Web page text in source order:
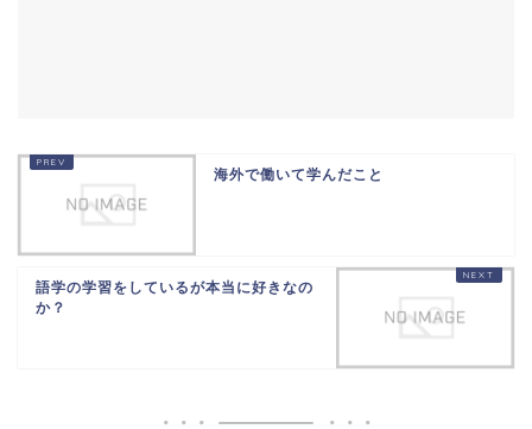
海外で働いて学んだこと
語学の学習をしているが本当に好きなの
か？